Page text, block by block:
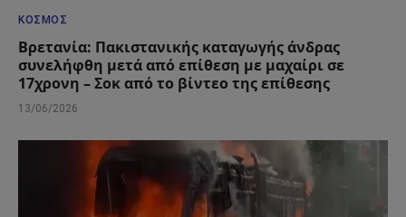
ΚΌΣΜΟΣ
Βρετανία: Πακιστανικής καταγωγής άνδρας
συνελήφθη μετά από επίθεση με μαχαίρι σε
17χρονη – Σοκ από το βίντεο της επίθεσης
13/06/2026